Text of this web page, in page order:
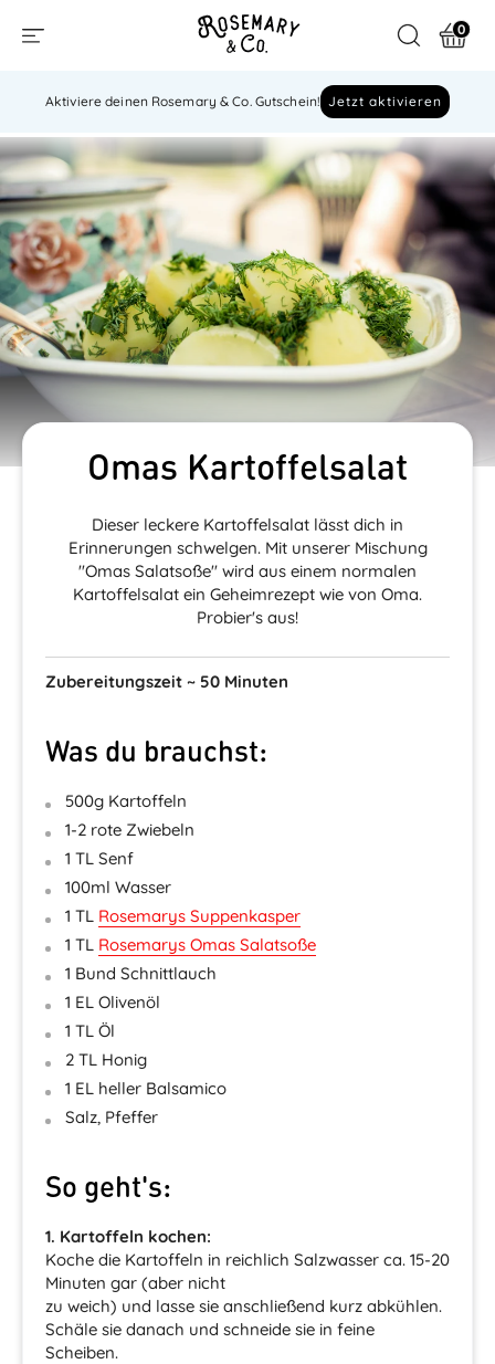
0
Aktiviere deinen Rosemary & Co. Gutschein! Jetzt aktivieren
Omas Kartoffelsalat
Dieser leckere Kartoffelsalat lässt dich in
Erinnerungen schwelgen. Mit unserer Mischung
"Omas Salatsoße" wird aus einem normalen
Kartoffelsalat ein Geheimrezept wie von Oma.
Probier's aus!
Zubereitungszeit ~ 50 Minuten
Was du brauchst:
500g Kartoffeln
1-2 rote Zwiebeln
1 TL Senf
100ml Wasser
1 TL Rosemarys Suppenkasper
1 TL Rosemarys Omas Salatsoße
1 Bund Schnittlauch
1 EL Olivenöl
1 TL Öl
2 TL Honig
1 EL heller Balsamico
Salz, Pfeffer
So geht's:
1. Kartoffeln kochen:
Koche die Kartoffeln in reichlich Salzwasser ca. 15-20
Minuten gar (aber nicht
zu weich) und lasse sie anschließend kurz abkühlen.
Schäle sie danach und schneide sie in feine
Scheiben.